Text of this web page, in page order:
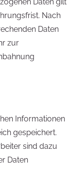
Daten gilt
Nach
Daten
zur
Informationen
gespeichert.
sind dazu
Daten